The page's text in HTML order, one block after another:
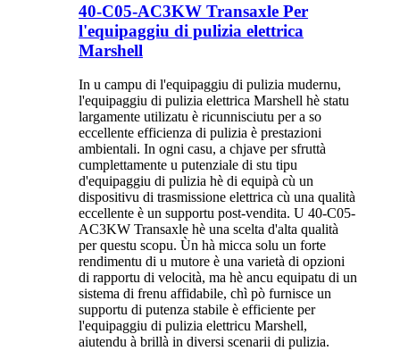
40-C05-AC3KW Transaxle Per
l'equipaggiu di pulizia elettrica
Marshell
In u campu di l'equipaggiu di pulizia mudernu,
l'equipaggiu di pulizia elettrica Marshell hè statu
largamente utilizatu è ricunnisciutu per a so
eccellente efficienza di pulizia è prestazioni
ambientali. In ogni casu, a chjave per sfruttà
cumplettamente u putenziale di stu tipu
d'equipaggiu di pulizia hè di equipà cù un
dispositivu di trasmissione elettrica cù una qualità
eccellente è un supportu post-vendita. U 40-C05-
AC3KW Transaxle hè una scelta d'alta qualità
per questu scopu. Ùn hà micca solu un forte
rendimentu di u mutore è una varietà di opzioni
di rapportu di velocità, ma hè ancu equipatu di un
sistema di frenu affidabile, chì pò furnisce un
supportu di putenza stabile è efficiente per
l'equipaggiu di pulizia elettricu Marshell,
aiutendu à brillà in diversi scenarii di pulizia.